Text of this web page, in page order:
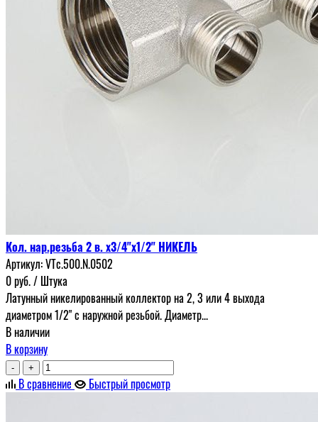
Кол. нар.резьба 2 в. х3/4"х1/2" НИКЕЛЬ
Артикул:VTc.500.N.0502
0руб./ Штука
Латунный никелированный коллектор на 2, 3 или 4 выхода
диаметром 1/2" с наружной резьбой. Диаметр...
В наличии
В корзину
- +
В сравнение Быстрый просмотр